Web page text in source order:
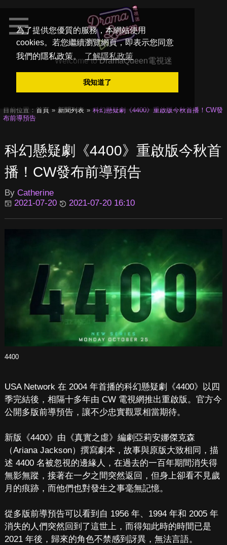
為了提供您優質的服務，本網站使用
cookies。若您繼續瀏覽網頁，即表示您同意
我們的隱私政策。
了解隱私政策
我知道了
Welcome toDramaQueen電視迷
目前位置： 首頁 新聞列表
科幻懸疑劇《4400》重啟版今秋首播！CW發
布前導預告
科幻懸疑劇《4400》重啟版今秋首
播！CW發布前導預告
By Catherine
2021-07-20
2021-07-20 16:10
4400
USA Network 在 2004 年首播的科幻懸疑劇《4400》以四
季完結後，相隔十多年由 CW 電視網推出重啟版。官方今
公開多版前導預告，讓不少忠實觀眾相當期待。
新版《4400》由《真實之虛》編劇亞莉安娜傑克森
（Ariana Jackson）撰寫劇本，故事與原版大致相同，描
述 4400 名被忽視的邊緣人，在過去的一百年期間消失得
無影無蹤，接著在一夕之間突然返回，但身上卻看不見歲
月的痕跡，而他們也對發生之事毫無記憶。
從多版前導預告可以看到自 1956 年、1994 年和 2005 年
消失的人們突然回到了這世上，而得知此時的時間已是
2021 年後，歸來的角色不禁感到訝異，無法言語。